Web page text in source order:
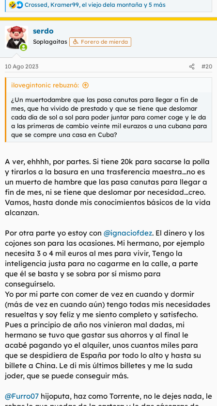
R
e
a
c
c
i
e
s
Crossed, Kramer99, el viejo dela montaña y 5 más
serdo
Soplagaitas Forero de mierda
10 Ago 2023 #20
ilovegintonic rebuznó:
¿Un muertodambre que las pasa canutas para llegar a fin de
mes, que ha vivido de prestado y que se tiene que deslomar
cada día de sol a sol para poder juntar para comer coge y le da
a las primeras de cambio veinte mil eurazos a una cubana para
que se compre una casa en Cuba?
A ver, ehhhh, por partes. Si tiene 20k para sacarse la polla
y tirarlos a la basura en una trasferencia maestra...no es
un muerto de hambre que las pasa canutas para llegar a
fin de mes, ni se tiene que deslomar por necesidad...creo.
Vamos, hasta donde mis conocimientos básicos de la vida
alcanzan.
Por otra parte yo estoy con @ignaciofdez. El dinero y los
cojones son para las ocasiones. Mi hermano, por ejemplo
necesita 3 o 4 mil euros al mes para vivir, Tengo la
inteligencia justa para no cagarme en la calle, a parte
que él se basta y se sobra por sí mismo para
conseguírselo.
Yo por mi parte con comer de vez en cuando y dormir
(más de vez en cuando aún) tengo todas mis necesidades
resueltas y soy feliz y me siento completo y satisfecho.
Pues a principio de año nos vinieron mal dadas, mi
hermano se tuvo que gastar sus ahorros y al final le
acabé pagando yo el alquiler, unos cuantos miles para
que se despidiera de España por todo lo alto y hasta su
billete a China. Le di mis últimos billetes y me la suda
joder, que se puede conseguir más.
@Furro07 hijoputa, haz como Torrente, no le dejes nada, le